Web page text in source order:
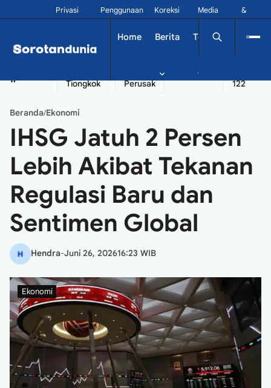
Privasi Penggunaan Koreksi
Media
&
Home Berita Tekno Dinamika
#
Tiongkok
Perusak
Seychelles
122
Beranda/Ekonomi
IHSG Jatuh 2 Persen
Lebih Akibat Tekanan
Regulasi Baru dan
Sentimen Global
Hendra-Juni 26, 202616:23 WIB
Ekonomi